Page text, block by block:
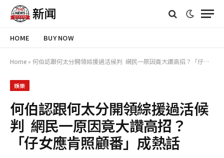
HOME BUY NOW
Home » 何伯認跟何太分開領綜援過活候判 網民一原因竟大讚高招？「仔女應肯照顧番」成熱話
娛樂
何伯認跟何太分開領綜援過活候
判 網民一原因竟大讚高招？
「仔女應肯照顧番」成熱話